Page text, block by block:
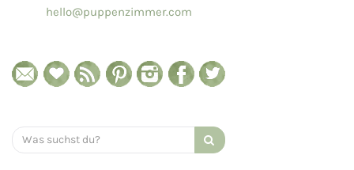
hello@puppenzimmer.com
Search
for: